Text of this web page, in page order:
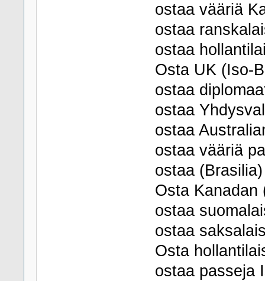
ostaa vääriä
ostaa
ostaa
Osta UK (Iso-
ostaa
ostaa
ostaa
ostaa vääriä
ostaa
Osta Kanadan
ostaa
ostaa
Osta
ostaa passeja